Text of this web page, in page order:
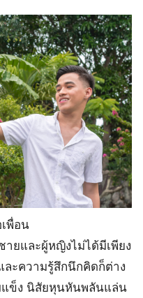
พื่อน
ายและผู้หญิงไม่ได้มีเพียง
ะความรู้สึกนึกคิดก็ต่าง
แข็ง นิสัยหุนหันพลันแล่น